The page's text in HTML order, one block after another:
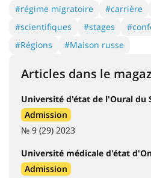
#régime migratoire
#carrière
#scientifiques
#stages
#Régions
#Maison russe
Articles dans le
Université d'état de l'Oural du
Admission
№ 9 (29) 2023
Université médicale d'état
Admission